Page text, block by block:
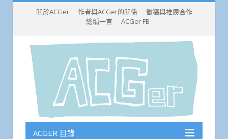
關於ACGer 作者與ACGer的關係
徵稿與推廣合作
總編一言
ACGer FB
ACGER 目錄